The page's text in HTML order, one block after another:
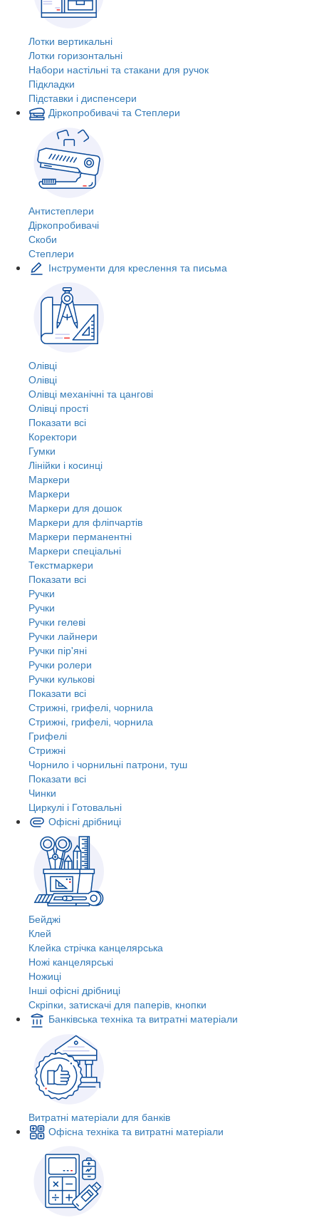
Лотки вертикальні
Лотки горизонтальні
Набори настільні та стакани для ручок
Підкладки
Підставки і диспенсери
Діркопробивачі та Степлери
Антистеплери
Діркопробивачі
Скоби
Степлери
Інструменти для креслення та письма
Олівці
Олівці
Олівці механічні та цангові
Олівці прості
Показати всі
Коректори
Гумки
Лінійки і косинці
Маркери
Маркери
Маркери для дошок
Маркери для фліпчартів
Маркери перманентні
Маркери спеціальні
Текстмаркери
Показати всі
Ручки
Ручки
Ручки гелеві
Ручки лайнери
Ручки пір'яні
Ручки ролери
Ручки кулькові
Показати всі
Стрижні, грифелі, чорнила
Стрижні, грифелі, чорнила
Грифелі
Стрижні
Чорнило і чорнильні патрони, туш
Показати всі
Чинки
Циркулі і Готовальні
Офісні дрібниці
Бейджі
Клей
Клейка стрічка канцелярська
Ножі канцелярські
Ножиці
Інші офісні дрібниці
Скріпки, затискачі для паперів, кнопки
Банківська техніка та витратні матеріали
Витратні матеріали для банків
Офісна техніка та витратні матеріали